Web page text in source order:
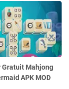
Gratuit Mahjong
APK MOD